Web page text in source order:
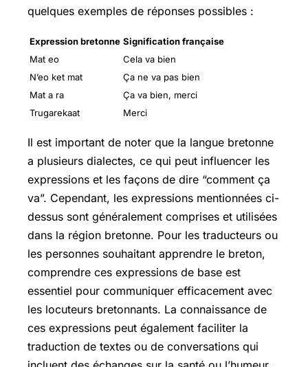
quelques exemples de réponses possibles :
Expression bretonne Signification française
Mat eo
Cela va bien
N’eo ket mat
Ça ne va pas bien
Mat a ra
Ça va bien, merci
Trugarekaat
Merci
Il est important de noter que la langue bretonne
a plusieurs dialectes, ce qui peut influencer les
expressions et les façons de dire “comment ça
va”. Cependant, les expressions mentionnées ci-
dessus sont généralement comprises et utilisées
dans la région bretonne. Pour les traducteurs ou
les personnes souhaitant apprendre le breton,
comprendre ces expressions de base est
essentiel pour communiquer efficacement avec
les locuteurs bretonnants. La connaissance de
ces expressions peut également faciliter la
traduction de textes ou de conversations qui